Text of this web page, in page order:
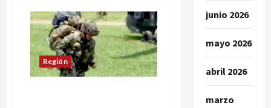
Capturan
a
presunto
autor
del
homicidio
del
personero
Región
junio 2026
mayo 2026
abril 2026
marzo